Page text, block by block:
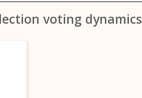
voting dynamics